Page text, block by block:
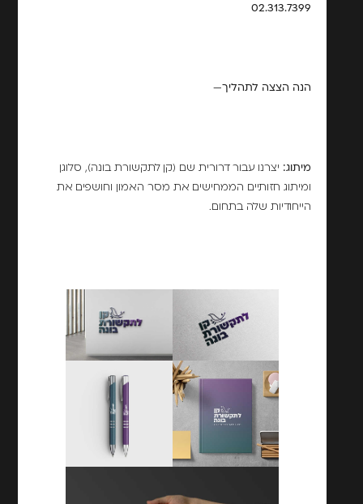
02.313.7399
הנה הצצה לתהליך—
מיתוג: יצרנו עבור דרורית שם (קן לתקשורת בונה), סלוגן
ומיתוג חזותיים הממחישים את מסר האמון וחושפים את
הייחודיות שלה בתחום.